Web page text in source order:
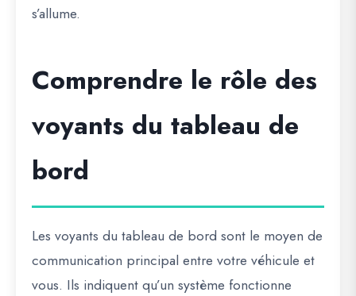
s’allume.
Comprendre le rôle des
voyants du tableau de
bord
Les voyants du tableau de bord sont le moyen de
communication principal entre votre véhicule et
vous. Ils indiquent qu’un système fonctionne